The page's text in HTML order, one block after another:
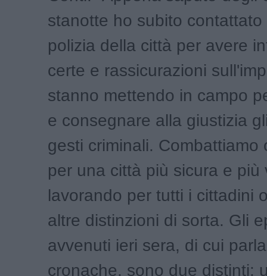
stanotte ho subito contattato
polizia della città per avere
certe e rassicurazioni
stanno mettendo in campo
e consegnare alla giustizia
gesti criminali. Combattiamo
per una città più sicura e più
lavorando per tutti i cittadini
altre distinzioni di sorta. Gli
avvenuti ieri sera, di cui
cronache, sono due distinti: